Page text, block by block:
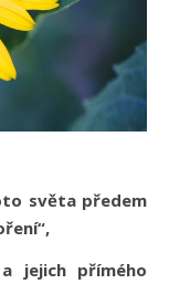
světa předem
jejich přímého